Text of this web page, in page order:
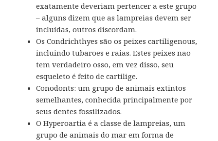
exatamente deveriam pertencer a este grupo
– alguns dizem que as lampreias devem ser
incluídas, outros discordam.
Os Condrichthyes são os peixes cartiligenous,
incluindo tubarões e raias.Estes peixes não
tem verdadeiro osso, em vez disso, seu
esqueleto é feito de cartilige.
Conodonts: um grupo de animais extintos
semelhantes, conhecida principalmente por
seus dentes fossilizados.
O Hyperoartia é a classe de lampreias, um
grupo de animais do mar em forma de